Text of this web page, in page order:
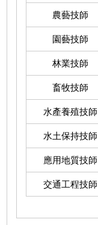
農藝技師
園藝技師
林業技師
畜牧技師
水產養殖技師
水土保持技師
應用地質技師
交通工程技師